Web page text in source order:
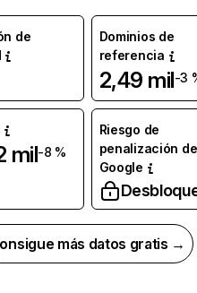
de
Dominios de
referencia
2,49 mil-3
mil-8 %
Riesgo de
penalización de
Google
más datos gratis →